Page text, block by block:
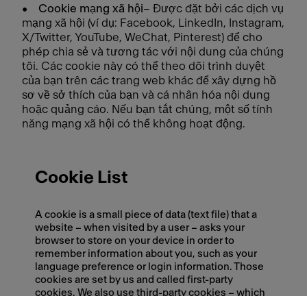
• Cookie mạng xã hội– Được đặt bởi các dịch vụ
mạng xã hội (ví dụ: Facebook, LinkedIn, Instagram,
X/Twitter, YouTube, WeChat, Pinterest) để cho
phép chia sẻ và tương tác với nội dung của chúng
tôi. Các cookie này có thể theo dõi trình duyệt
của bạn trên các trang web khác để xây dựng hồ
sơ về sở thích của bạn và cá nhân hóa nội dung
hoặc quảng cáo. Nếu bạn tắt chúng, một số tính
năng mạng xã hội có thể không hoạt động.
Cookie List
A cookie is a small piece of data (text file) that a
website – when visited by a user – asks your
browser to store on your device in order to
remember information about you, such as your
language preference or login information. Those
cookies are set by us and called first-party
cookies. We also use third-party cookies – which